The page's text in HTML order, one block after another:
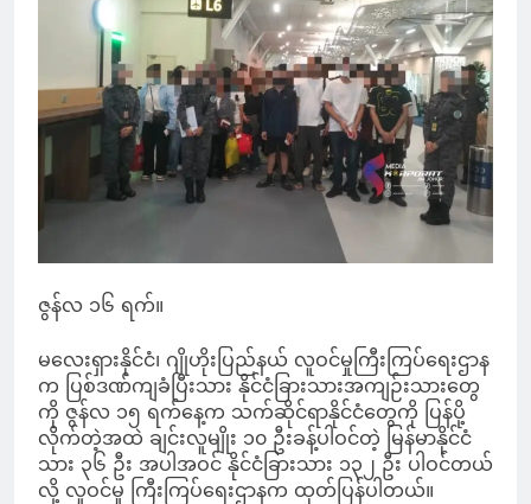
ဇွန်လ ၁၆ ရက်။
မလေးရှားနိုင်ငံ၊ ဂျိုဟိုးပြည်နယ် လူဝင်မှုကြီးကြပ်ရေးဌာန
က ပြစ်ဒဏ်ကျခံပြီးသား နိုင်ငံခြားသားအကျဉ်းသားတွေ
ကို ဇွန်လ ၁၅ ရက်နေ့က သက်ဆိုင်ရာနိုင်ငံတွေကို ပြန်ပို့
လိုက်တဲ့အထဲ ချင်းလူမျိုး ၁၀ ဦးခန့်ပါဝင်တဲ့ မြန်မာနိုင်ငံ
သား ၃၆ ဦး အပါအဝင် နိုင်ငံခြားသား ၁၃၂ ဦး ပါဝင်တယ်
လို့ လူဝင်မှု ကြီးကြပ်ရေးဌာနက ထုတ်ပြန်ပါတယ်။